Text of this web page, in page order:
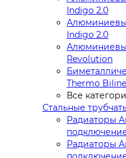
Indigo 2.0
Indigo 2.0
Revolution
Thermo
Все
Стальные
Радиаторы
Радиаторы